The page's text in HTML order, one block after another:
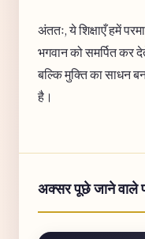
अंततः, ये शिक्षाएँ हमें
भगवान को समर्पित कर
बल्कि मुक्ति का साधन
है।
अक्सर पूछे जाने वाले